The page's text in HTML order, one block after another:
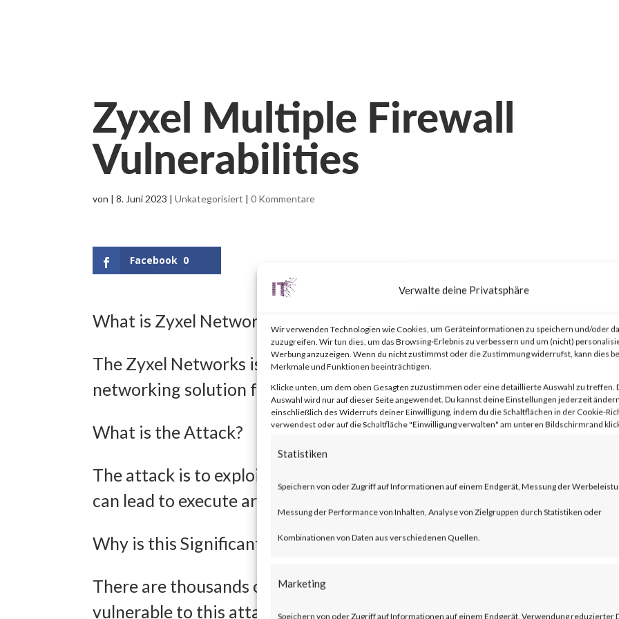
Verwalte deine Privatsphäre
Wir verwenden Technologien wie Cookies, um Geräteinformationen zu speichern und/oder
zuzugreifen. Wir tun dies, um das Browsing-Erlebnis zu verbessern und um (nicht)
Werbung anzuzeigen. Wenn du nicht zustimmst oder die Zustimmung widerrufst, kann dies
Merkmale und Funktionen beeinträchtigen.
Klicke unten, um dem oben Gesagten zuzustimmen oder eine detaillierte Auswahl zu treffen.
Auswahl wird nur auf dieser Seite angewendet. Du kannst deine Einstellungen jederzeit
einschließlich des Widerrufs deiner Einwilligung, indem du die Schaltflächen in der Cookie-
verwendest oder auf die Schaltfläche "Einwilligung verwalten" am unteren Bildschirmrand
Statistiken
Speichern von oder Zugriff auf Informationen auf einem Endgerät, Messung der
Messung der Performance von Inhalten, Analyse von Zielgruppen durch Statistiken oder
Kombinationen von Daten aus verschiedenen Quellen.
Marketing
Speichern von oder Zugriff auf Informationen auf einem Endgerät, Verwendung reduzierter
Zyxel Multiple Firewall
Vulnerabilities
von |8. Juni 2023 |Unkategorisiert |0 Kommentare
Facebook 0
What is Zyxel Networks?
The Zyxel Networks is one of the leading providers of broadband
networking solution for small and home offices.
What is the Attack?
The attack is to exploit an OS command injection vulnerability which
can lead to execute arbitrary commands.
Why is this Significant?
There are thousands of devices worldwide that potentially are
vulnerable to this attack. CISA has already added the vulnerabilities